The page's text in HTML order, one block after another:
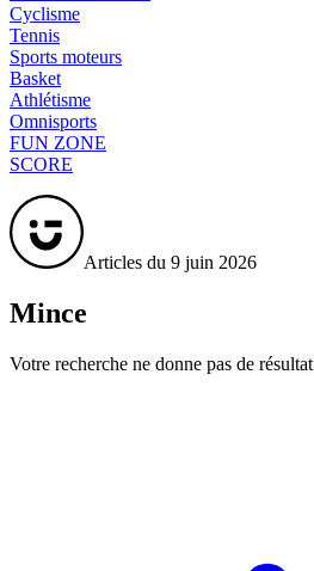
Cyclisme
Tennis
Sports moteurs
Basket
Athlétisme
Omnisports
FUN ZONE
SCORE
Articles du 9 juin 2026
Mince
Votre recherche ne donne pas de résultat